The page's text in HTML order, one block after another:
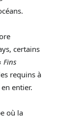
certains
Fins
requins à
entier.
où la